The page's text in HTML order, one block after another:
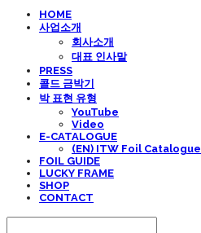
HOME
사업소개
회사소개
대표 인사말
PRESS
콜드 금박기
박 표현 유형
YouTube
Video
E-CATALOGUE
(EN) ITW Foil Catalogue
FOIL GUIDE
LUCKY FRAME
SHOP
CONTACT